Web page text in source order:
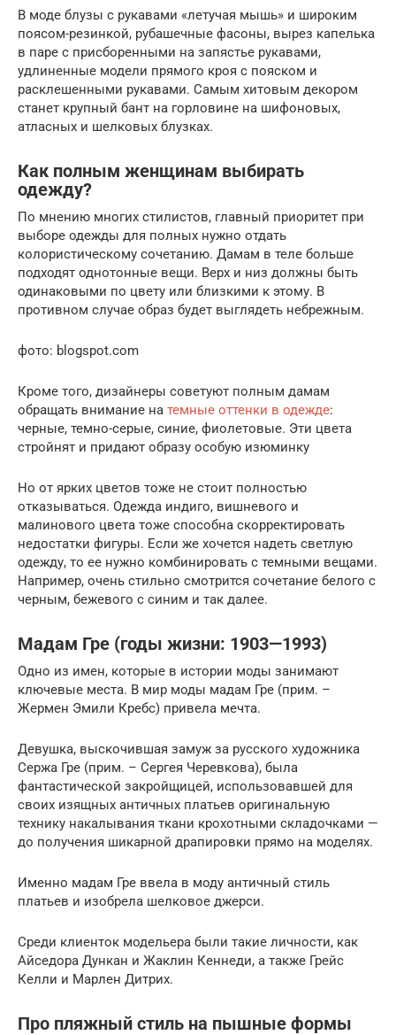
В моде блузы с рукавами «летучая мышь» и широким
поясом-резинкой, рубашечные фасоны, вырез капелька
в паре с присборенными на запястье рукавами,
удлиненные модели прямого кроя с пояском и
расклешенными рукавами. Самым хитовым декором
станет крупный бант на горловине на шифоновых,
атласных и шелковых блузках.
Как полным женщинам выбирать
одежду?
По мнению многих стилистов, главный приоритет при
выборе одежды для полных нужно отдать
колористическому сочетанию. Дамам в теле больше
подходят однотонные вещи. Верх и низ должны быть
одинаковыми по цвету или близкими к этому. В
противном случае образ будет выглядеть небрежным.
фото: blogspot.com
Кроме того, дизайнеры советуют полным дамам
обращать внимание на темные оттенки в одежде:
черные, темно-серые, синие, фиолетовые. Эти цвета
стройнят и придают образу особую изюминку
Но от ярких цветов тоже не стоит полностью
отказываться. Одежда индиго, вишневого и
малинового цвета тоже способна скорректировать
недостатки фигуры. Если же хочется надеть светлую
одежду, то ее нужно комбинировать с темными вещами.
Например, очень стильно смотрится сочетание белого с
черным, бежевого с синим и так далее.
Мадам Гре (годы жизни: 1903—1993)
Одно из имен, которые в истории моды занимают
ключевые места. В мир моды мадам Гре (прим. –
Жермен Эмили Кребс) привела мечта.
Девушка, выскочившая замуж за русского художника
Сержа Гре (прим. – Сергея Черевкова), была
фантастической закройщицей, использовавшей для
своих изящных античных платьев оригинальную
технику накалывания ткани крохотными складочками —
до получения шикарной драпировки прямо на моделях.
Именно мадам Гре ввела в моду античный стиль
платьев и изобрела шелковое джерси.
Среди клиенток модельера были такие личности, как
Айседора Дункан и Жаклин Кеннеди, а также Грейс
Келли и Марлен Дитрих.
Про пляжный стиль на пышные формы